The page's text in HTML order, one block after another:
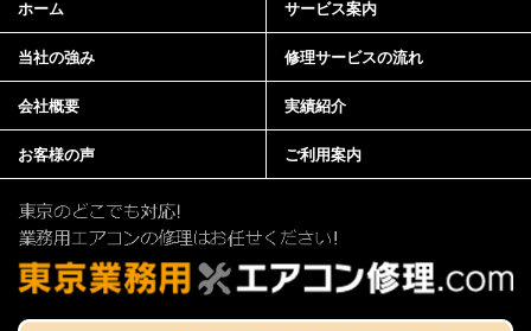
ホーム サービス案内
当社の強み 修理サービスの流れ
会社概要 実績紹介
お客様の声 ご利用案内